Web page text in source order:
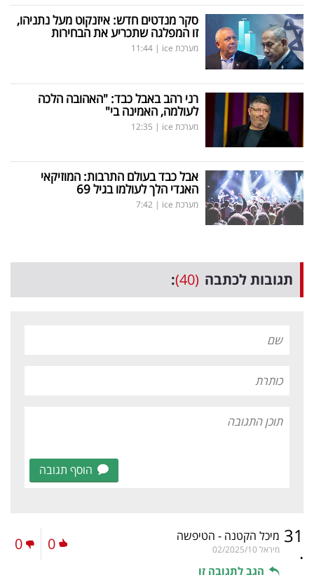
סקר מנדטים חדש: איזנקוט מעל נתניהו,
זו המפלגה שתכריע את הבחירות
מערכת ice |
11:44
רני רהב באבל כבד: "האהובה הלכה
לעולמה, האמינה בי"
מערכת ice |
12:35
אבל כבד בעולם התרבות: המוזיקאי
האגדי הלך לעולמו בגיל 69
מערכת ice |
7:42
תגובות לכתבה (40)
:
הוסף תגובה
31
.
מיכל הקטנה - הטיפשה
מיראל 02/2025/10
הגב לתגובה זו
0
0